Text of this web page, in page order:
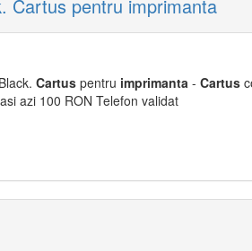
Cartus pentru imprimanta
Cartus pentru imprimanta - Cartus
azi 100 RON Telefon validat